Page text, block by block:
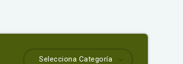
Selecciona Categoría